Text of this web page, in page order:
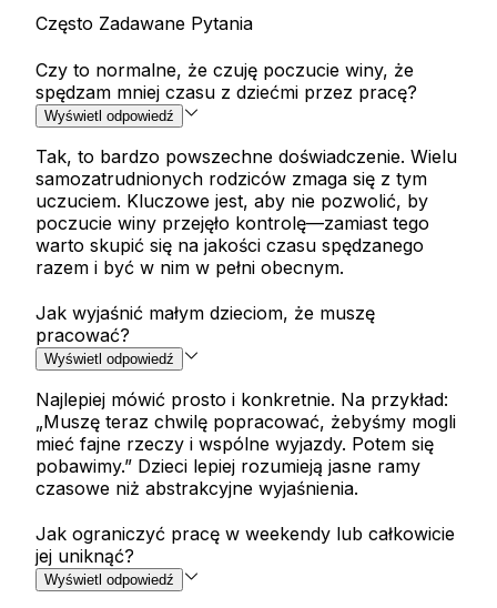
Często Zadawane Pytania
Czy to normalne, że czuję poczucie winy, że
spędzam mniej czasu z dziećmi przez pracę?
Wyświetl odpowiedź
Tak, to bardzo powszechne doświadczenie. Wielu
samozatrudnionych rodziców zmaga się z tym
uczuciem. Kluczowe jest, aby nie pozwolić, by
poczucie winy przejęło kontrolę—zamiast tego
warto skupić się na jakości czasu spędzanego
razem i być w nim w pełni obecnym.
Jak wyjaśnić małym dzieciom, że muszę
pracować?
Wyświetl odpowiedź
Najlepiej mówić prosto i konkretnie. Na przykład:
„Muszę teraz chwilę popracować, żebyśmy mogli
mieć fajne rzeczy i wspólne wyjazdy. Potem się
pobawimy.” Dzieci lepiej rozumieją jasne ramy
czasowe niż abstrakcyjne wyjaśnienia.
Jak ograniczyć pracę w weekendy lub całkowicie
jej uniknąć?
Wyświetl odpowiedź